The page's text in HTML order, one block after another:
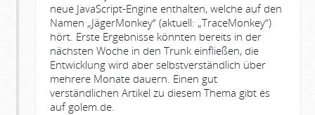
neue JavaScript-Engine enthalten, welche auf den
Namen „JägerMonkey“ (aktuell: „TraceMonkey“)
hört. Erste Ergebnisse könnten bereits in der
nächsten Woche in den Trunk einfließen, die
Entwicklung wird aber selbstverständlich über
mehrere Monate dauern. Einen gut
verständlichen Artikel zu diesem Thema gibt es
auf golem.de.